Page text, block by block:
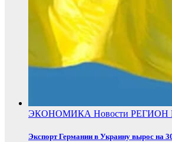
ЭКОНОМИКА Новости РЕГИОН
Экспорт Германии в Украину вырос на